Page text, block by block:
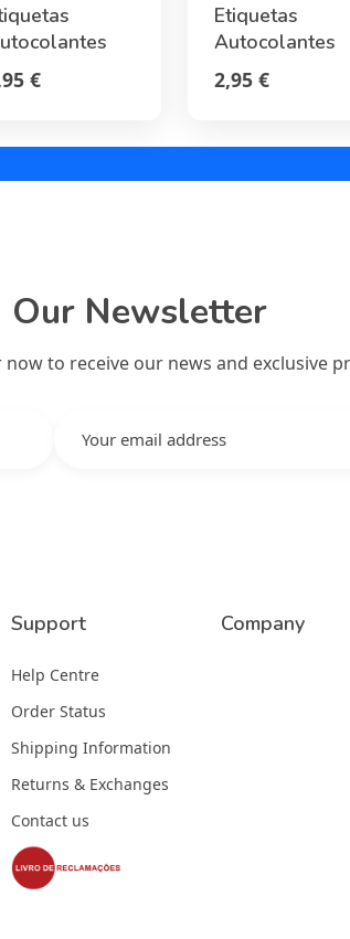
- O meu
é... Kitty
€
Etiquetas
Autocolantes
Legami - O meu
nome é... Space
2,95 €
Our Newsletter
to receive our news and exclusive
Support
Help Centre
Order Status
Shipping Information
Returns & Exchanges
Contact us
Company